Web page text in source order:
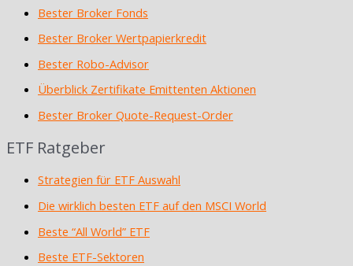
Bester Broker Fonds
Bester Broker Wertpapierkredit
Bester Robo-Advisor
Überblick Zertifikate Emittenten Aktionen
Bester Broker Quote-Request-Order
ETF Ratgeber
Strategien für ETF Auswahl
Die wirklich besten ETF auf den MSCI World
Beste “All World” ETF
Beste ETF-Sektoren